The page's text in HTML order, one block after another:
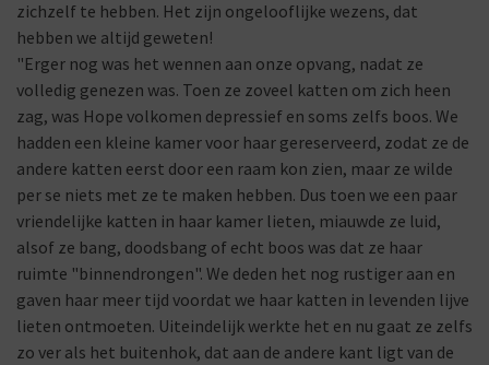
zichzelf te hebben. Het zijn ongelooflijke wezens, dat
hebben we altijd geweten!
"Erger nog was het wennen aan onze opvang, nadat ze
volledig genezen was. Toen ze zoveel katten om zich heen
zag, was Hope volkomen depressief en soms zelfs boos. We
hadden een kleine kamer voor haar gereserveerd, zodat ze de
andere katten eerst door een raam kon zien, maar ze wilde
per se niets met ze te maken hebben. Dus toen we een paar
vriendelijke katten in haar kamer lieten, miauwde ze luid,
alsof ze bang, doodsbang of echt boos was dat ze haar
ruimte "binnendrongen". We deden het nog rustiger aan en
gaven haar meer tijd voordat we haar katten in levenden lijve
lieten ontmoeten. Uiteindelijk werkte het en nu gaat ze zelfs
zo ver als het buitenhok, dat aan de andere kant ligt van de